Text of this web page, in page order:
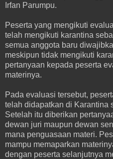
Irfan Parumpu.
Peserta yang mengikuti
telah mengikuti karantina
semua anggota baru
meskipun tidak mengikuti
pertanyaan kepada peserta
materinya.
Pada evaluasi tersebut,
telah didapatkan di Karantina
Setelah itu diberikan
dewan juri maupun dewan
mana penguasaan materi.
mampu memaparkan
dengan peserta selanjutnya